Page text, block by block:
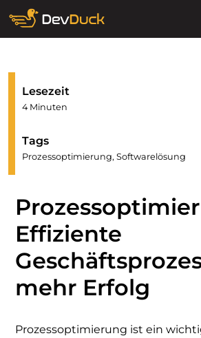
Lesezeit
4 Minuten
Tags
Prozessoptimierung, Softwarelösung
Effiziente
mehr Erfolg
Prozessoptimierung ist ein